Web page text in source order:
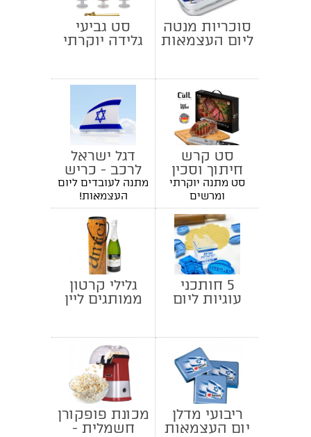
סוכריות מנטה
ליום העצמאות
סט גביעי
גלידה יוקרתי
סט קרש
חיתוך וסכין
סנטוקו
מקצועית
סט מתנה יוקרתי
ומרשים
דגל ישראל
לרכב - כריש
מתנה לעובדים ליום
העצמאות!
5 חותכני
עוגיות ליום
גלילי קרטון
ממותגים ליין
ריבועי מדלן
יום העצמאות
מכונת פופקורן
חשמלית -